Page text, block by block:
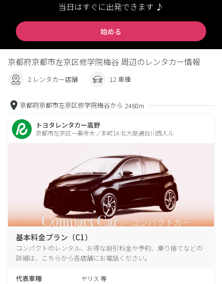
当日はすぐに出発できます ♪
始める
京都府京都市左京区修学院梅谷 周辺のレンタカー情報
2 レンタカー店舗 12 車種
京都府京都市左京区修学院梅谷から 2468m
トヨタレンタカー高野
京都市左京区一乗寺木ノ本町14 北大路通白川西入ル
基本料金プラン（C1）
コンパクトのレンタル、お得な割引料金や予約、乗り捨てなどの
詳細は、こちらから各店舗にお電話ください。
代表車種 ヤリス 等